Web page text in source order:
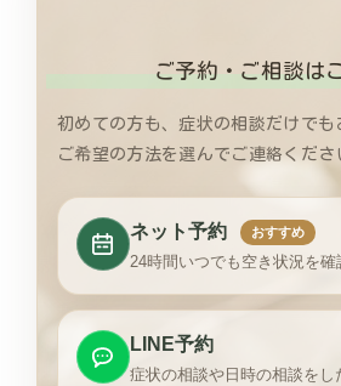
ご予約・ご相談は
初めての方も、症状の相談だけでも
ご希望の方法を選んでご連絡くださ
ネット予約 おすすめ
24時間いつでも空き状況を確
LINE予約
症状の相談や日時の相談をし